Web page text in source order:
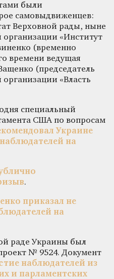
были
самовыдвиженцев:
Верховной рады, ныне
«Институт
(временно
времени ведущая
(председатель
«Власть
специальный
США по вопросам
Украине
на
.
приказал не
на
раде Украины был
№ 9524. Документ
наблюдателей из
и парламентских